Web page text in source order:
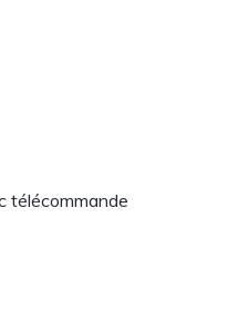
télécommande